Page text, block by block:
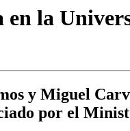
la
y Miguel
por el